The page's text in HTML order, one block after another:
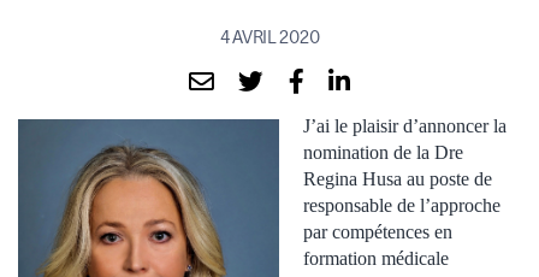
4 AVRIL 2020
J’ai le plaisir d’annoncer la
nomination de la Dre
Regina Husa au poste de
responsable de l’approche
par compétences en
formation médicale